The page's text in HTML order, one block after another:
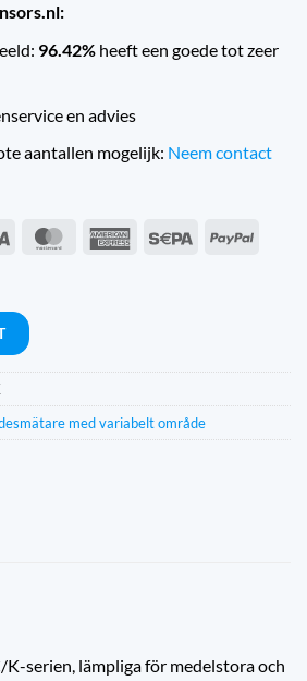
96.42% heeft een goede tot zeer
en advies
aantallen mogelijk: Neem contact
Visum MasterCardAmerican Sepa
PayPal
med variabelt område
K-serien, lämpliga för medelstora och